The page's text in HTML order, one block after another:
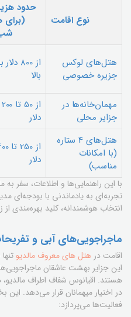
نوع اقامت
حدود
(برای
هتل‌های لوکس
جزیره خصوصی
از 800
بالا
مهمان‌خانه‌ها در
جزایر محلی
از 50 تا 200
دلار
هتل‌های 4 ستاره
(با امکانات
مناسب)
از 250
دلار
با این راهنمایی‌ها و اطلاعات، سفر
تجربه‌ای به یادماندنی با بودجه‌ای
انتخاب هوشمندانه، کلید بهره‌مندی
ماجراجویی‌های آبی و
اقامت در هتل های معروف مالدیو
این جزایر بهشت عاشقان
هستند. اقیانوس شفاف اطراف
در اختیار میهمانان قرار می‌دهد.
فعالیت‌ها می‌پردازد: